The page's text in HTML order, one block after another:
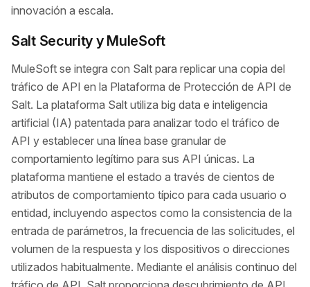
innovación a escala.
Salt Security y MuleSoft
MuleSoft se integra con Salt para replicar una copia del
tráfico de API en la Plataforma de Protección de API de
Salt. La plataforma Salt utiliza big data e inteligencia
artificial (IA) patentada para analizar todo el tráfico de
API y establecer una línea base granular de
comportamiento legítimo para sus API únicas. La
plataforma mantiene el estado a través de cientos de
atributos de comportamiento típico para cada usuario o
entidad, incluyendo aspectos como la consistencia de la
entrada de parámetros, la frecuencia de las solicitudes, el
volumen de la respuesta y los dispositivos o direcciones
utilizados habitualmente. Mediante el análisis continuo del